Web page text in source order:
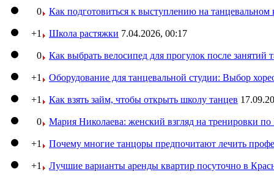
0 Как подготовиться к выступлению на танцевальном
+1 Школа растяжки 7.04.2026, 00:17
0 Как выбрать велосипед для прогулок после занятий
+1 Оборудование для танцевальной студии: Выбор
+1 Как взять займ, чтобы открыть школу танцев
0 Мария Николаева: женский взгляд на тренировки
+1 Почему многие танцоры предпочитают лечить
+1 Лучшие варианты аренды квартир посуточно в